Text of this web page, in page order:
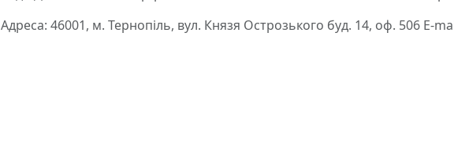
Адреса: 46001, м. Тернопіль, вул. Князя Острозького буд. 14, оф. 506 E-